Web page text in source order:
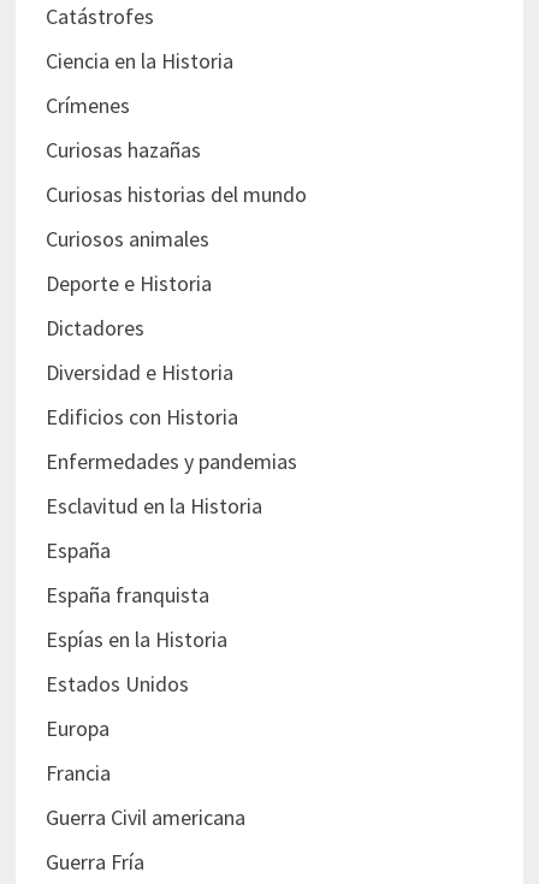
Catástrofes
Ciencia en la Historia
Crímenes
Curiosas hazañas
Curiosas historias del mundo
Curiosos animales
Deporte e Historia
Dictadores
Diversidad e Historia
Edificios con Historia
Enfermedades y pandemias
Esclavitud en la Historia
España
España franquista
Espías en la Historia
Estados Unidos
Europa
Francia
Guerra Civil americana
Guerra Fría